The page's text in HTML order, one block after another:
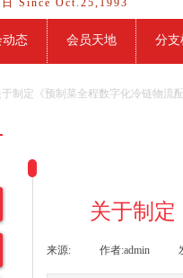
Since Oct.25,1993
动态 会员天地 分支
于制定《预制菜全程数字化冷链物流
关于制
来源: 作者:admin